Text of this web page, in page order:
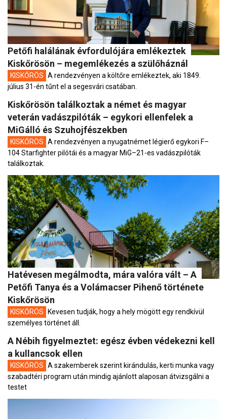
Petőfi halálának évfordulójára emlékeztek
Kiskőrösön – megemlékezés a szülőháznál
KISKŐRÖS A rendezvényen a költőre emlékeztek, aki 1849.
július 31-én tűnt el a segesvári csatában.
Kiskőrösön találkoztak a német és magyar
veterán vadászpilóták – egykori ellenfelek a
MiGálló és Szuhojfészekben
KISKŐRÖS A rendezvényen a nyugatnémet légierő egykori F–
104 Starfighter pilótái és a magyar MiG–21-es vadászpilóták
találkoztak.
Hatévesen megálmodta, mára valóra vált – A
Petőfi Tanya és a Volámacser Pihenő története
Kiskőrösön
KISKŐRÖS
Kevesen tudják, hogy a hely mögött egy rendkívül
személyes történet áll.
A Nébih figyelmeztet: egész évben védekezni kell
a kullancsok ellen
KISKŐRÖS A szakemberek szerint kirándulás, kerti munka vagy
szabadtéri program után mindig ajánlott alaposan átvizsgálni a
testet